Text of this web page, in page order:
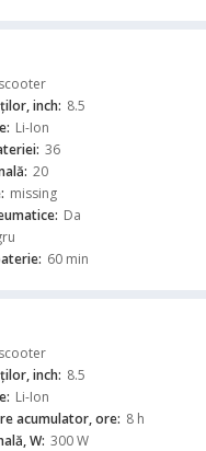
inch: 8.5
Li-Ion
36
20
missing
Da
60 min
inch: 8.5
Li-Ion
acumulator, ore: 8 h
W: 300 W